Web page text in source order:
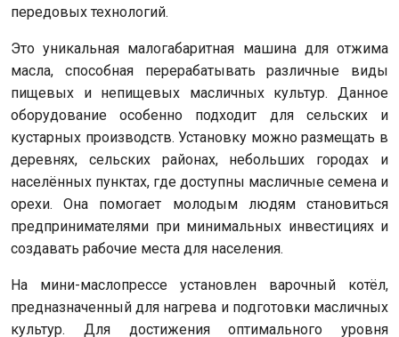
передовых технологий.
Это уникальная малогабаритная машина для отжима
масла, способная перерабатывать различные виды
пищевых и непищевых масличных культур. Данное
оборудование особенно подходит для сельских и
кустарных производств. Установку можно размещать в
деревнях, сельских районах, небольших городах и
населённых пунктах, где доступны масличные семена и
орехи. Она помогает молодым людям становиться
предпринимателями при минимальных инвестициях и
создавать рабочие места для населения.
На мини-маслопрессе установлен варочный котёл,
предназначенный для нагрева и подготовки масличных
культур. Для достижения оптимального уровня